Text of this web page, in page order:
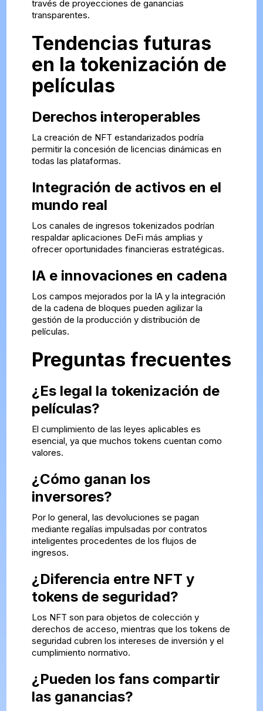
través de proyecciones de ganancias
transparentes.
Tendencias futuras
en la tokenización de
películas
Derechos interoperables
La creación de NFT estandarizados podría
permitir la concesión de licencias dinámicas en
todas las plataformas.
Integración de activos en el
mundo real
Los canales de ingresos tokenizados podrían
respaldar aplicaciones DeFi más amplias y
ofrecer oportunidades financieras estratégicas.
IA e innovaciones en cadena
Los campos mejorados por la IA y la integración
de la cadena de bloques pueden agilizar la
gestión de la producción y distribución de
películas.
Preguntas frecuentes
¿Es legal la tokenización de
películas?
El cumplimiento de las leyes aplicables es
esencial, ya que muchos tokens cuentan como
valores.
¿Cómo ganan los
inversores?
Por lo general, las devoluciones se pagan
mediante regalías impulsadas por contratos
inteligentes procedentes de los flujos de
ingresos.
¿Diferencia entre NFT y
tokens de seguridad?
Los NFT son para objetos de colección y
derechos de acceso, mientras que los tokens de
seguridad cubren los intereses de inversión y el
cumplimiento normativo.
¿Pueden los fans compartir
las ganancias?